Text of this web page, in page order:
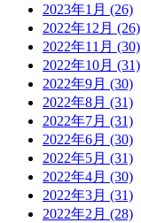
2023年1月 (26)
2022年12月 (26)
2022年11月 (30)
2022年10月 (31)
2022年9月 (30)
2022年8月 (31)
2022年7月 (31)
2022年6月 (30)
2022年5月 (31)
2022年4月 (30)
2022年3月 (31)
2022年2月 (28)